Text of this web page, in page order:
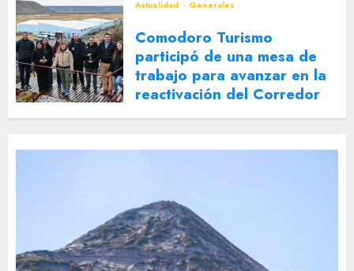
Actualidad
Generales
Comodoro Turismo
participó de una mesa de
trabajo para avanzar en la
reactivación del Corredor
Turístico Integrado